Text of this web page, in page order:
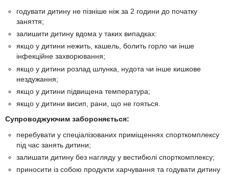
годувати дитину не пізніше ніж за 2 години до початку
заняття;
залишити дитину вдома у таких випадках:
якщо у дитини нежить, кашель, болить горло чи інше
інфекційне захворювання;
якщо у дитини розлад шлунка, нудота чи інше кишкове
нездужання;
якщо у дитини підвищена температура;
якщо у дитини висип, рани, що не гояться.
Супроводжуючим забороняється:
перебувати у спеціалізованих приміщеннях спорткомплексу
під час занять дитини;
залишати дитину без нагляду у вестибюлі спорткомплексу;
приносити із собою продукти харчування та годувати дитину